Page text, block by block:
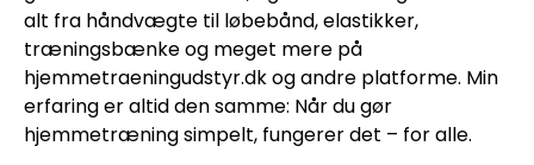
alt fra håndvægte til løbebånd, elastikker,
træningsbænke og meget mere på
hjemmetraeningudstyr.dk og andre platforme. Min
erfaring er altid den samme: Når du gør
hjemmetræning simpelt, fungerer det – for alle.